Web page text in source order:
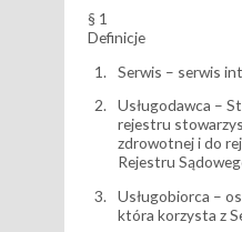
§ 1
Definicje
Serwis – serwis
Usługodawca –
rejestru
zdrowotnej i do
Rejestru
Usługobiorca –
która korzysta z